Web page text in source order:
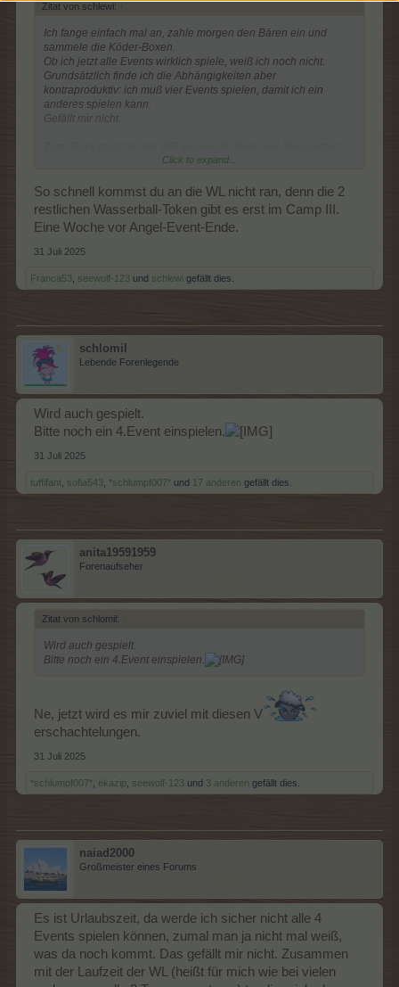
Zitat von schlewi: ↑
Ich fange einfach mal an, zahle morgen den Bären ein und
sammele die Köder-Boxen.
Ob ich jetzt alle Events wirklich spiele, weiß ich noch nicht.
Grundsätzlich finde ich die Abhängigkeiten aber
kontraproduktiv: ich muß vier Events spielen, damit ich ein
anderes spielen kann.
Gefällt mir nicht.
Was mir auffällt: die WR gibt es direkt im Spiel.
Tja, und wenn man die WR schon mal hat, dann erspielt nab
sich auch irgendwie die Items. Wer mag schon eine leere
Wolkenreihe haben wollen ?
Grüße
Click to expand...
So schnell kommst du an die WL nicht ran, denn die 2
restlichen Wasserball-Token gibt es erst im Camp III.
Eine Woche vor Angel-Event-Ende.
31 Juli 2025
Franca53 seewolf-123 und schlewi gefällt dies.
schlomil
Lebende Forenlegende
Wird auch gespielt.
Bitte noch ein 4.Event einspielen.
31 Juli 2025
tuffifant sofia543 *schlumpf007* und 17 anderen gefällt dies.
anita19591959
Forenaufseher
Zitat von schlomil: ↑
Wird auch gespielt.
Bitte noch ein 4.Event einspielen.
Ne, jetzt wird es mir zuviel mit diesen V
erschachtelungen.
31 Juli 2025
*schlumpf007* ekazip seewolf-123 und 3 anderen gefällt dies.
naiad2000
Großmeister eines Forums
Es ist Urlaubszeit, da werde ich sicher nicht alle 4
Events spielen können, zumal man ja nicht mal weiß,
was da noch kommt. Das gefällt mir nicht. Zusammen
mit der Laufzeit der WL (heißt für mich wie bei vielen